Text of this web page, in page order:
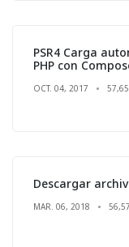
PSR4 Carga
PHP con
OCT. 04, 2017
Descargar
MAR. 06, 2018